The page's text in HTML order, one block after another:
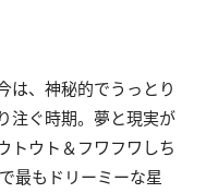
は、神秘的でうっとり
注ぐ時期。夢と現実が
トウト＆フワフワしち
最もドリーミーな星